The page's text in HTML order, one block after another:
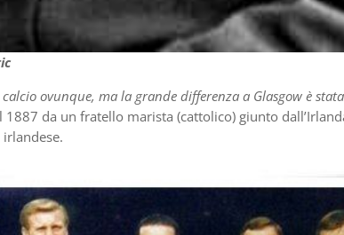
ovunque, ma la grande differenza a Glasgow è
1887 da un fratello marista (cattolico) giunto